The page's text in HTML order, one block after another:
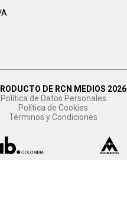
DE RCN MEDIOS 2026
Política de Datos Personales
Política de Cookies
Términos y Condiciones